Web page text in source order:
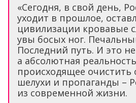
«Сегодня, в свой день,
уходит в прошлое,
цивилизации кровавые
увы босых ног.
Последний путь. И это
а абсолютная
происходящее очистить
шелухи и пропаганды –
из современной жизни.